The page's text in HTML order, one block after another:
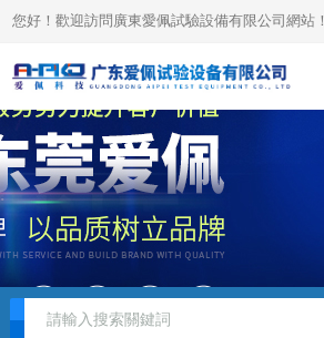
您好！歡迎訪問廣東愛佩試驗設備有限公司網站！